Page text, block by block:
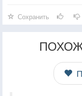
Сохранить